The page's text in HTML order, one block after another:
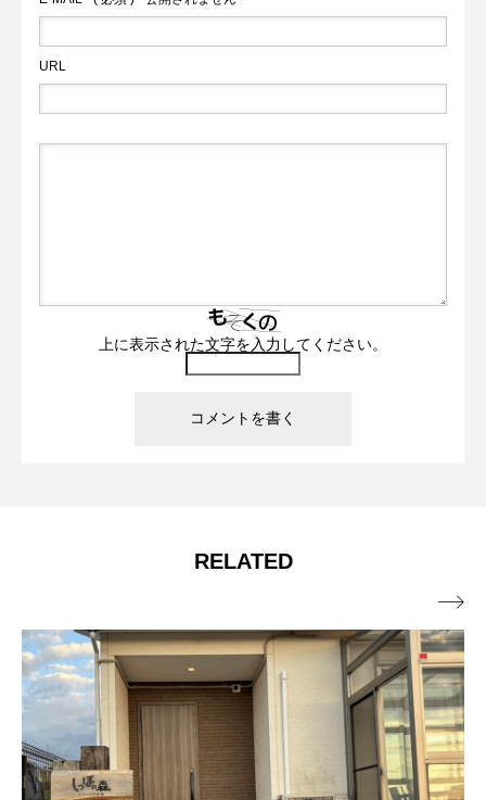
URL
上に表示された文字を入力してください。
RELATED
